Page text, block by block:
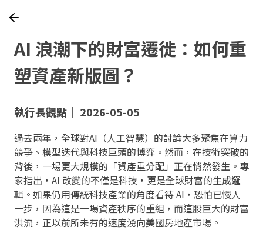
AI 浪潮下的財富遷徙：如何重
塑資產新版圖？
執行長觀點｜ 2026-05-05
過去兩年，全球對AI（人工智慧）的討論大多聚焦在算力
競爭、模型迭代與科技巨頭的博弈。然而，在技術突破的
背後，一場更大規模的「資產重分配」正在悄然發生。專
家指出，AI 改變的不僅是科技，更是全球財富的生成邏
輯。如果仍用傳統科技產業的角度看待 AI，恐怕已慢人
一步，因為這是一場資產秩序的重組，而這股巨大的財富
洪流，正以前所未有的速度湧向美國房地產市場。